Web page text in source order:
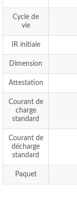
Cycle de
vie
IR initiale
Dimension
Attestation
Courant de
charge
standard
Courant de
décharge
standard
Paquet